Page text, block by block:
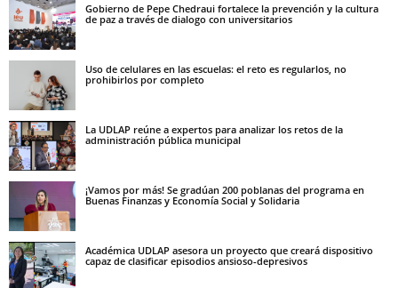
Gobierno de Pepe Chedraui fortalece la prevención y la cultura
de paz a través de dialogo con universitarios
Uso de celulares en las escuelas: el reto es regularlos, no
prohibirlos por completo
La UDLAP reúne a expertos para analizar los retos de la
administración pública municipal
¡Vamos por más! Se gradúan 200 poblanas del programa en
Buenas Finanzas y Economía Social y Solidaria
Académica UDLAP asesora un proyecto que creará dispositivo
capaz de clasificar episodios ansioso-depresivos